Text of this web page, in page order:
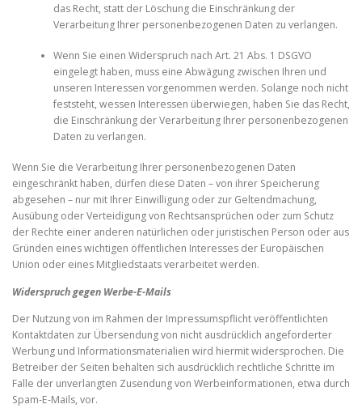
das Recht, statt der Löschung die Einschränkung der
Verarbeitung Ihrer personenbezogenen Daten zu verlangen.
Wenn Sie einen Widerspruch nach Art. 21 Abs. 1 DSGVO
eingelegt haben, muss eine Abwägung zwischen Ihren und
unseren Interessen vorgenommen werden. Solange noch nicht
feststeht, wessen Interessen überwiegen, haben Sie das Recht,
die Einschränkung der Verarbeitung Ihrer personenbezogenen
Daten zu verlangen.
Wenn Sie die Verarbeitung Ihrer personenbezogenen Daten
eingeschränkt haben, dürfen diese Daten – von ihrer Speicherung
abgesehen – nur mit Ihrer Einwilligung oder zur Geltendmachung,
Ausübung oder Verteidigung von Rechtsansprüchen oder zum Schutz
der Rechte einer anderen natürlichen oder juristischen Person oder aus
Gründen eines wichtigen öffentlichen Interesses der Europäischen
Union oder eines Mitgliedstaats verarbeitet werden.
Widerspruch gegen Werbe-E-Mails
Der Nutzung von im Rahmen der Impressumspflicht veröffentlichten
Kontaktdaten zur Übersendung von nicht ausdrücklich angeforderter
Werbung und Informationsmaterialien wird hiermit widersprochen. Die
Betreiber der Seiten behalten sich ausdrücklich rechtliche Schritte im
Falle der unverlangten Zusendung von Werbeinformationen, etwa durch
Spam-E-Mails, vor.